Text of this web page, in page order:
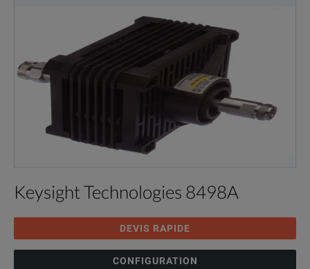
Keysight Technologies 8498A
DEVIS RAPIDE
CONFIGURATION